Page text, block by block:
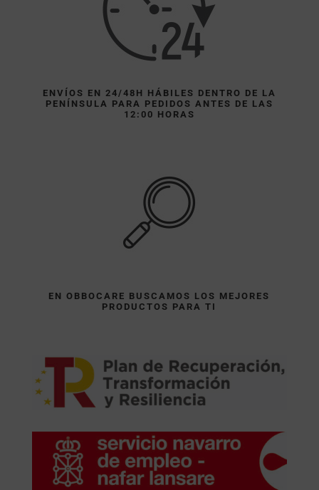
ENVÍOS EN 24/48H HÁBILES DENTRO DE LA
PENÍNSULA PARA PEDIDOS ANTES DE LAS
12:00 HORAS
EN OBBOCARE BUSCAMOS LOS MEJORES
PRODUCTOS PARA TI